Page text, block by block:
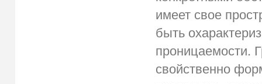
имеет свое
быть
проницаемости.
свойственно